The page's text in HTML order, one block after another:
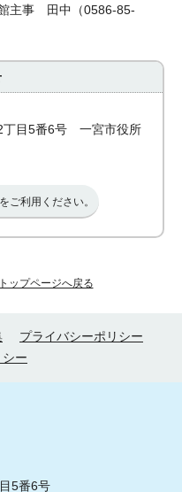
主事 田中（0586-85-
目5番6号 一宮市役所
ご利用ください。
トップページへ戻る
プライバシーポリシー
シー
5番6号